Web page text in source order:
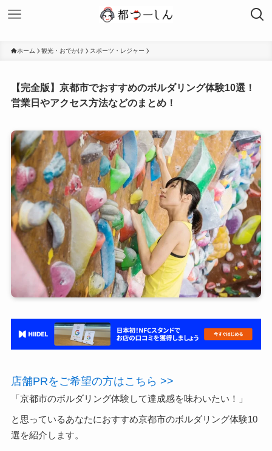
ホーム 観光・おでかけ スポーツ・レジャー
【完全版】京都市でおすすめのボルダリング体験10選！
営業日やアクセス方法などのまとめ！
店舗PRをご希望の方はこちら >>
「京都市のボルダリング体験して達成感を味わいたい！」
と思っているあなたにおすすめ京都市のボルダリング体験10
選を紹介します。